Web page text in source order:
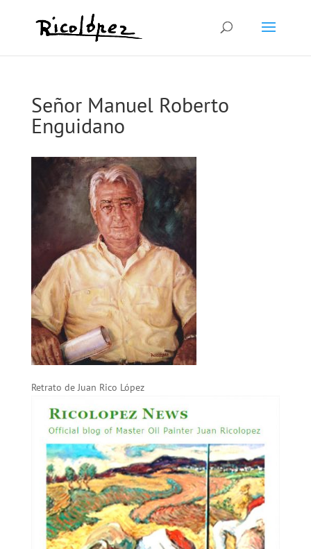
Señor Manuel Roberto
Enguidano
Retrato de Juan Rico López